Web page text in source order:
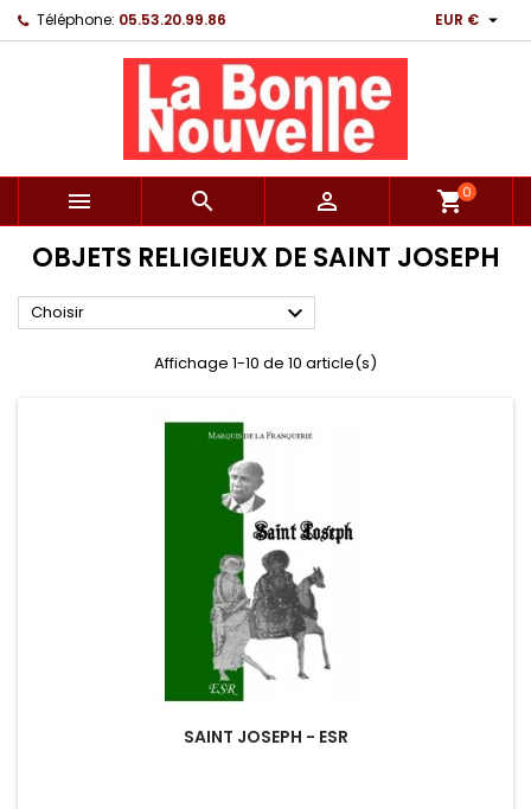
Téléphone: 05.53.20.99.86 EUR € 
   shopping_cart0
OBJETS RELIGIEUX DE SAINT JOSEPH
Choisir 
Affichage 1-10 de 10 article(s)
SAINT JOSEPH - ESR